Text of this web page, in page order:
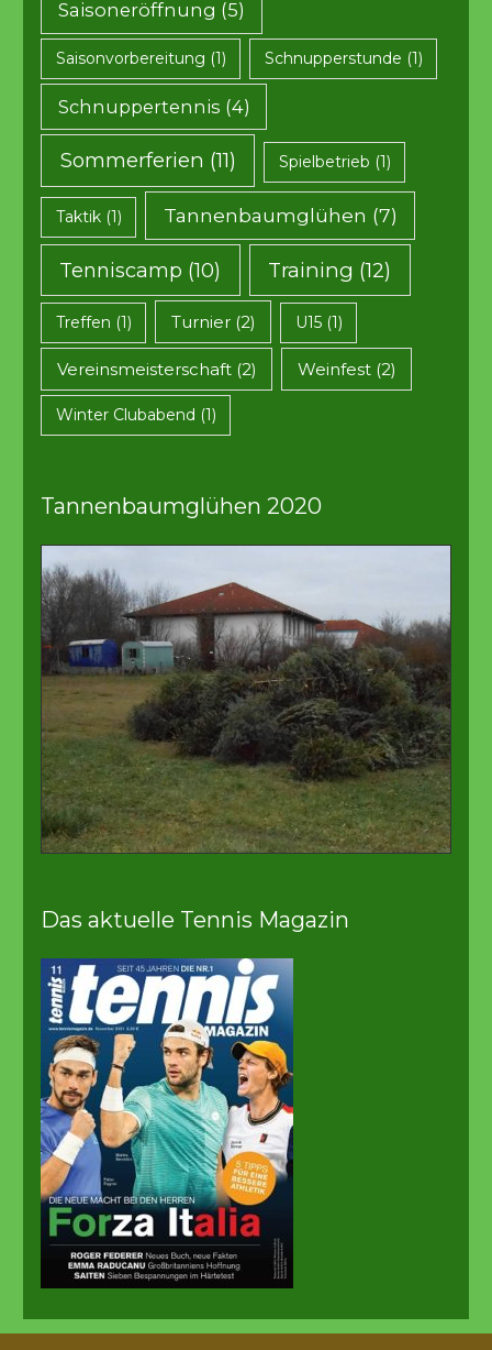
Saisoneröffnung (5)
Saisonvorbereitung (1) Schnupperstunde (1)
Schnuppertennis (4)
Sommerferien (11) Spielbetrieb (1)
Taktik(1) Tannenbaumglühen (7)
Tenniscamp (10) Training (12)
Treffen (1) Turnier(2) U15(1)
Vereinsmeisterschaft(2) Weinfest(2)
Winter Clubabend (1)
Tannenbaumglühen 2020
Das aktuelle Tennis Magazin